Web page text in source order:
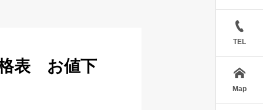
TEL
Map
表 お値下